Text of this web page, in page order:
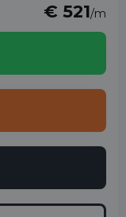
€ 521/m